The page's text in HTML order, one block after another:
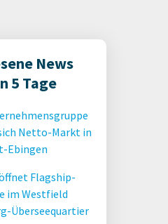
News
5 Tage
Netto-Markt in
Ebingen
Flagship-
im Westfield
Überseequartier